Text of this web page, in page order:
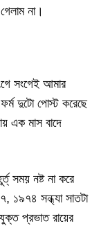
না।
সংগেই আমার
দুটো পোস্ট করেছে
এক মাস বাদে
সময় নষ্ট না করে
, ১৯৭৪ সন্ধ্যা সাতটা
প্রভাত রায়ের